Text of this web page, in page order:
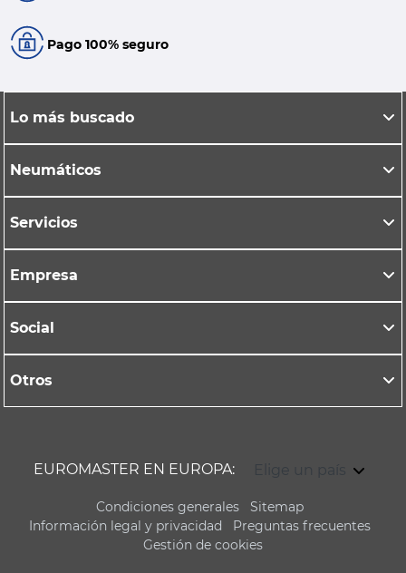
Pago 100% seguro
Lo más buscado
Neumáticos
Servicios
Empresa
Social
Otros
EUROMASTER EN EUROPA: Elige un país
Condiciones generales
Sitemap
Información legal y privacidad
Preguntas frecuentes
Gestión de cookies